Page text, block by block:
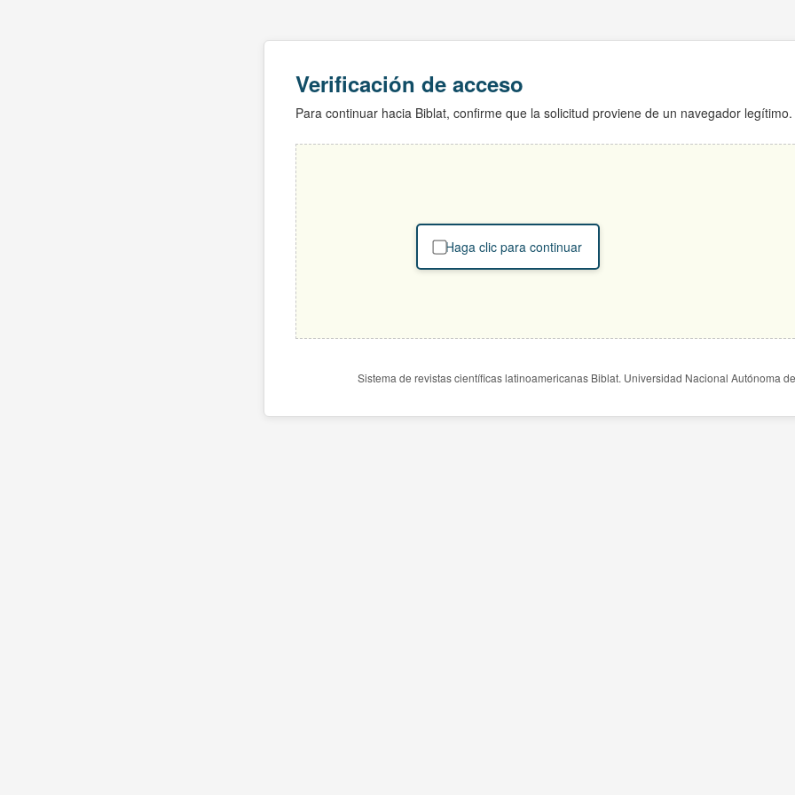
Verificación de acceso
Para continuar hacia Biblat, confirme que la solicitud proviene de un navegador legítimo.
Haga clic para continuar
Sistema de revistas científicas latinoamericanas Biblat. Universidad Nacional Autónoma